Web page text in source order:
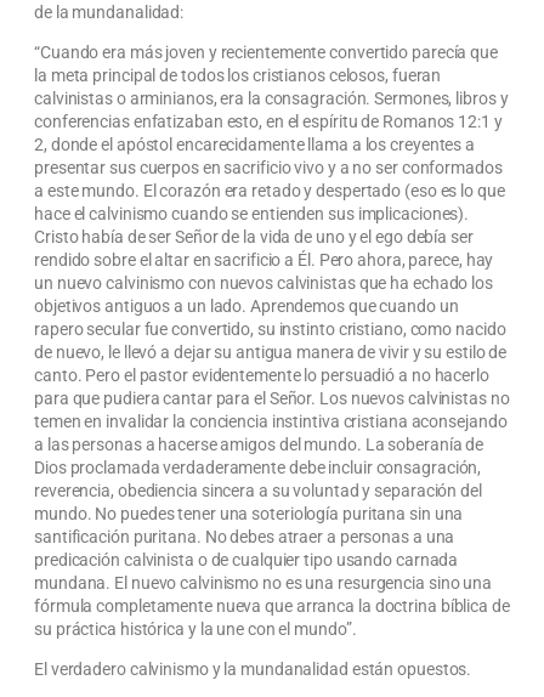
de la mundanalidad:
“Cuando era más joven y recientemente convertido parecía que
la meta principal de todos los cristianos celosos, fueran
calvinistas o arminianos, era la consagración. Sermones, libros y
conferencias enfatizaban esto, en el espíritu de Romanos 12:1 y
2, donde el apóstol encarecidamente llama a los creyentes a
presentar sus cuerpos en sacrificio vivo y a no ser conformados
a este mundo. El corazón era retado y despertado (eso es lo que
hace el calvinismo cuando se entienden sus implicaciones).
Cristo había de ser Señor de la vida de uno y el ego debía ser
rendido sobre el altar en sacrificio a Él. Pero ahora, parece, hay
un nuevo calvinismo con nuevos calvinistas que ha echado los
objetivos antiguos a un lado. Aprendemos que cuando un
rapero secular fue convertido, su instinto cristiano, como nacido
de nuevo, le llevó a dejar su antigua manera de vivir y su estilo de
canto. Pero el pastor evidentemente lo persuadió a no hacerlo
para que pudiera cantar para el Señor. Los nuevos calvinistas no
temen en invalidar la conciencia instintiva cristiana aconsejando
a las personas a hacerse amigos del mundo. La soberanía de
Dios proclamada verdaderamente debe incluir consagración,
reverencia, obediencia sincera a su voluntad y separación del
mundo. No puedes tener una soteriología puritana sin una
santificación puritana. No debes atraer a personas a una
predicación calvinista o de cualquier tipo usando carnada
mundana. El nuevo calvinismo no es una resurgencia sino una
fórmula completamente nueva que arranca la doctrina bíblica de
su práctica histórica y la une con el mundo”.
El verdadero calvinismo y la mundanalidad están opuestos.